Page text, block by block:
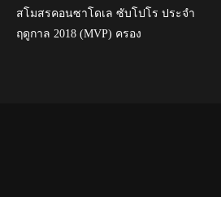
สโมสรคอนซาโดเล ซับโปโร ประจำ
ฤดูกาล 2018 (MVP) ครอง